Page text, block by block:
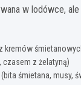
w lodówce,
kremów
czasem z żelatyną)
(bita śmietana, musy,